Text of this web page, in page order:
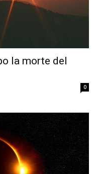
la morte del
0